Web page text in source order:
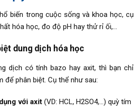
biến trong cuộc sống và khoa học, cụ
hóa học, đo độ pH hay thử rỉ ối,…
dung dịch hóa học
dịch có tính bazo hay axit, thì bạn chỉ
để phân biệt. Cụ thể như sau:
với axit(VD: HCL, H2SO4,…) quỳ tím